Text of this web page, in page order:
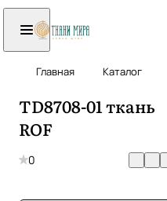
Главная Каталог
TD8708-01 ткань
ROF
0